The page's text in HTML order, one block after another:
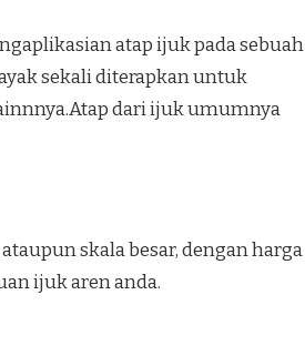
atap ijuk pada sebuah
sekali diterapkan untuk
dari ijuk umumnya
skala besar, dengan harga
ijuk aren anda.